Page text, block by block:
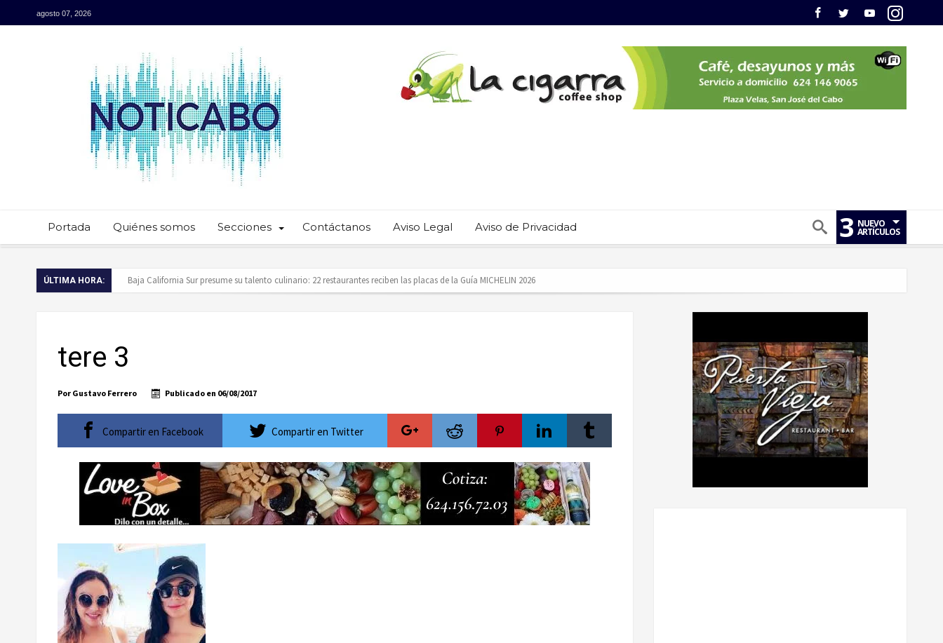
agosto 07, 2026
Portada Quiénes somos Secciones Contáctanos Aviso Legal Aviso de Privacidad 3 NUEVO
ARTÍCULOS
ÚLTIMA HORA:
Baja California Sur presume su talento culinario: 22 restaurantes reciben las placas de la Guía MICHELIN 2026
El ATP 250 de Los Cabos celebrará su décimo aniversario con acceso gratuito y la posibilidad de ganar una camioneta Mazda
Baja California Sur construirá una agenda común rumbo al Servicio Universal de Salud
Inicia Ayuntamiento de Los Cabos preparativos para las celebraciones del Mes Patrio
Atiende XV Ayuntamiento de Los Cabos planteamientos de Antorcha Campesina
Abierto Los Cabos celebra 10 años con un cuadro de lujo y con actividades de acceso libre
tere 3
Por Gustavo Ferrero Publicado en 06/08/2017
Compartir en Facebook Compartir en Twitter